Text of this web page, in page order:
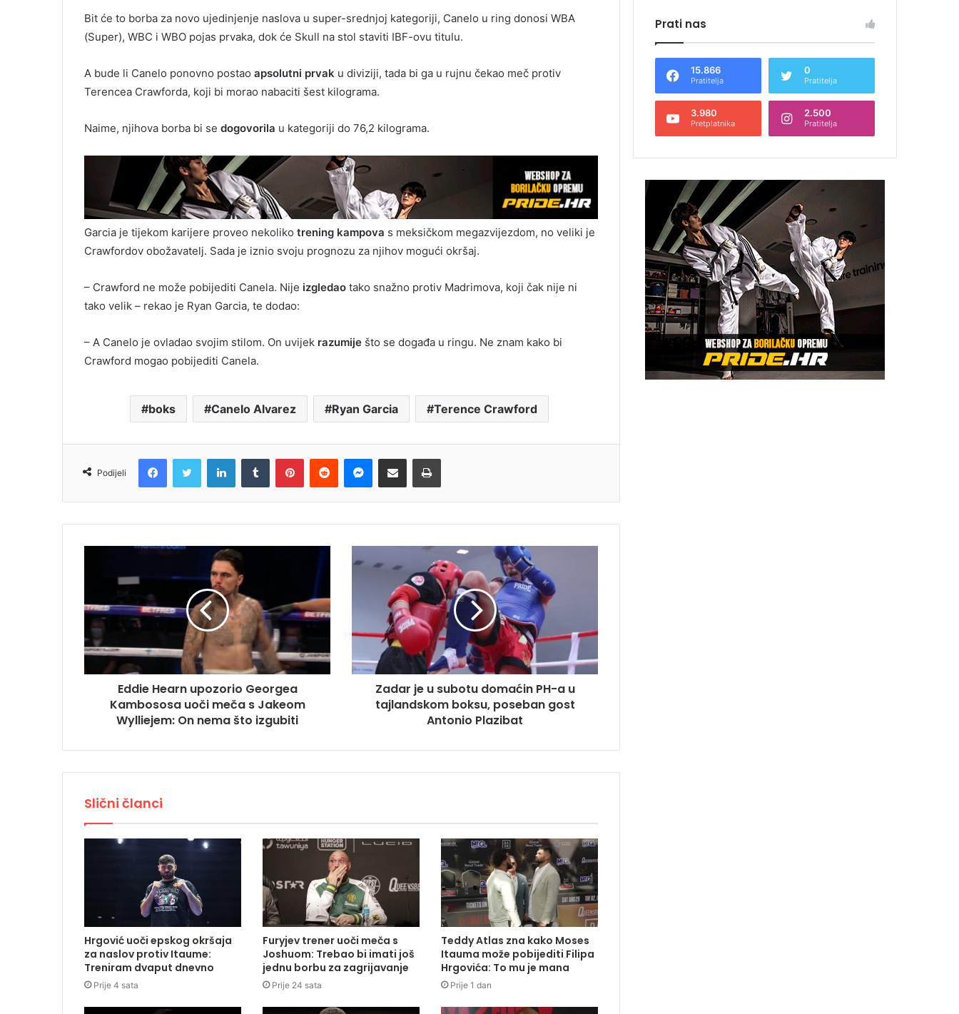
Bit će to borba za novo ujedinjenje naslova u super-srednjoj kategoriji, Canelo u ring donosi WBA
(Super), WBC i WBO pojas prvaka, dok će Skull na stol staviti IBF-ovu titulu.
A bude li Canelo ponovno postao apsolutni prvak u diviziji, tada bi ga u rujnu čekao meč protiv
Terencea Crawforda, koji bi morao nabaciti šest kilograma.
Naime, njihova borba bi se dogovorila u kategoriji do 76,2 kilograma.
Garcia je tijekom karijere proveo nekoliko trening kampova s ​​meksičkom megazvijezdom, no veliki je
Crawfordov obožavatelj. Sada je iznio svoju prognozu za njihov mogući okršaj.
– Crawford ne može pobijediti Canela. Nije izgledao tako snažno protiv Madrimova, koji čak nije ni
tako velik – rekao je Ryan Garcia, te dodao:
– A Canelo je ovladao svojim stilom. On uvijek razumije što se događa u ringu. Ne znam kako bi
Crawford mogao pobijediti Canela.
boks Canelo Alvarez Ryan Garcia Terence Crawford
Podijeli
FacebookTwitter LinkedInTumblr PinterestReddit MessengerPodijeli e-mailom Ispis
Eddie Hearn upozorio Georgea
Kambososa uoči meča s Jakeom
Wylliejem: On nema što izgubiti
Zadar je u subotu domaćin PH-a u
tajlandskom boksu, poseban gost
Antonio Plazibat
Slični članci
Hrgović uoči epskog okršaja
za naslov protiv Itaume:
Treniram dvaput dnevno
Prije 4 sata
Furyjev trener uoči meča s
Joshuom: Trebao bi imati još
jednu borbu za zagrijavanje
Prije 24 sata
Teddy Atlas zna kako Moses
Itauma može pobijediti Filipa
Hrgovića: To mu je mana
Prije 1 dan
Prati nas
15.866
Pratitelja
0
Pratitelja
3.980
Pretplatnika
2.500
Pratitelja